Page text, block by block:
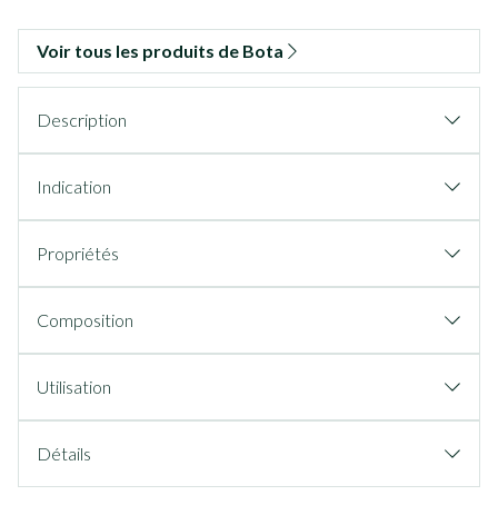
Voir tous les produits de Bota
Description
Indication
Propriétés
Composition
Utilisation
Détails